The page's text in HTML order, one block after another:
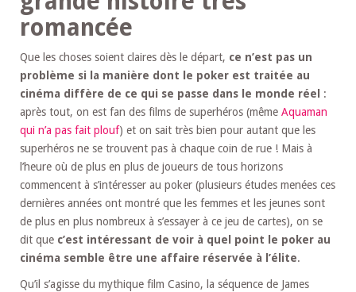
romancée
Que les choses soient claires dès le départ, ce n’est pas un
problème si la manière dont le poker est traitée au
cinéma diffère de ce qui se passe dans le monde réel
:
après tout, on est fan des films de superhéros (même Aquaman
qui n’a pas fait plouf) et on sait très bien pour autant que les
superhéros ne se trouvent pas à chaque coin de rue ! Mais à
l’heure où de plus en plus de joueurs de tous horizons
commencent à s’intéresser au poker (plusieurs études menées ces
dernières années ont montré que les femmes et les jeunes sont
de plus en plus nombreux à s’essayer à ce jeu de cartes), on se
dit que c’est intéressant de voir à quel point le poker au
cinéma semble être une affaire réservée à l’élite.
Qu’il s’agisse du mythique film Casino, la séquence de James